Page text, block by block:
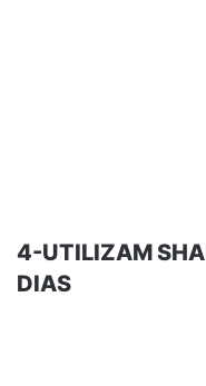
4-UTILIZAM
DIAS